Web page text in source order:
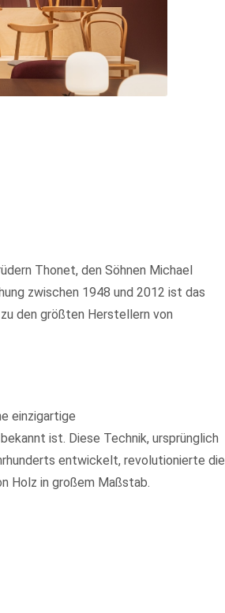
Thonet, den Söhnen Michael
zwischen 1948 und 2012 ist das
den größten Herstellern von
einzigartige
ist. Diese Technik, ursprünglich
entwickelt, revolutionierte die
Holz in großem Maßstab.